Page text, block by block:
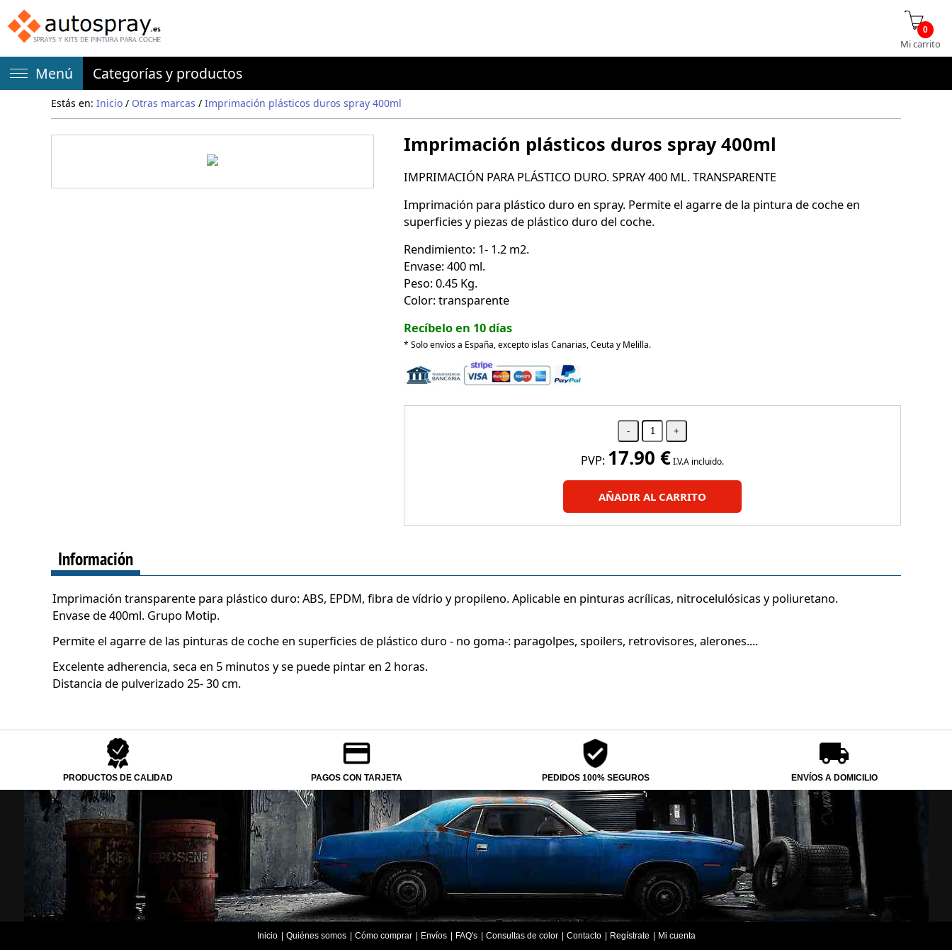
0
Mi carrito
Menú Categorías y productos
Estás en: Inicio / Otras marcas / Imprimación plásticos duros spray 400ml
Imprimación plásticos duros spray 400ml
IMPRIMACIÓN PARA PLÁSTICO DURO. SPRAY 400 ML. TRANSPARENTE
Imprimación para plástico duro en spray. Permite el agarre de la pintura de coche en
superficies y piezas de plástico duro del coche.
Rendimiento: 1- 1.2 m2.
Envase: 400 ml.
Peso: 0.45 Kg.
Color: transparente
Recíbelo en 10 días
* Solo envíos a España, excepto islas Canarias, Ceuta y Melilla.
PVP: 17.90 €I.V.A incluido.
AÑADIR AL CARRITO
Información
Imprimación transparente para plástico duro: ABS, EPDM, fibra de vídrio y propileno. Aplicable en pinturas acrílicas, nitrocelulósicas y poliuretano.
Envase de 400ml. Grupo Motip.
Permite el agarre de las pinturas de coche en superficies de plástico duro - no goma-: paragolpes, spoilers, retrovisores, alerones....
Excelente adherencia, seca en 5 minutos y se puede pintar en 2 horas.
Distancia de pulverizado 25- 30 cm.
PRODUCTOS DE CALIDAD PAGOS CON TARJETA PEDIDOS 100% SEGUROS ENVÍOS A DOMICILIO
Inicio Quiénes somos Cómo comprar Envíos FAQ's Consultas de color Contacto Regístrate Mi cuenta